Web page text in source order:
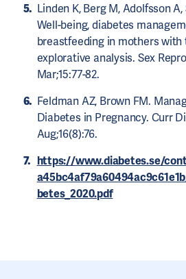
Linden K, Berg M, Adolfsson
Well-being, diabetes
breastfeeding in mothers with
explorative analysis. Sex
Mar;15:77-82.
Feldman AZ, Brown FM.
Diabetes in Pregnancy. Curr
Aug;16(8):76.
https://www.diabetes.se/
betes_2020.pdf